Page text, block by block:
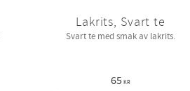
Lakrits, Svart te
Svart te med smak av lakrits.
65 KR